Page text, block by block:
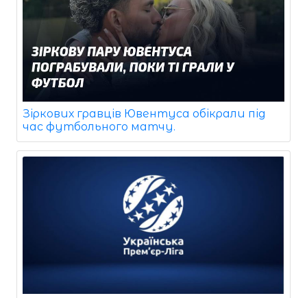
Зіркових гравців Ювентуса обікрали під
час футбольного матчу.